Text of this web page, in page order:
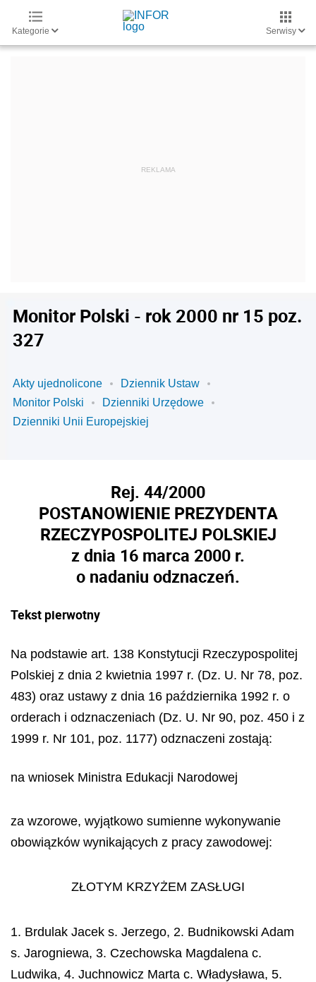
Kategorie Serwisy
Monitor Polski - rok 2000 nr 15 poz.
327
Akty ujednolicone
Dziennik Ustaw
Monitor Polski
Dzienniki Urzędowe
Dzienniki Unii Europejskiej
Rej. 44/2000
POSTANOWIENIE PREZYDENTA
RZECZYPOSPOLITEJ POLSKIEJ
z dnia 16 marca 2000 r.
o nadaniu odznaczeń.
Tekst pierwotny
Na podstawie art. 138 Konstytucji Rzeczypospolitej
Polskiej z dnia 2 kwietnia 1997 r. (Dz. U. Nr 78, poz.
483) oraz ustawy z dnia 16 października 1992 r. o
orderach i odznaczeniach (Dz. U. Nr 90, poz. 450 i z
1999 r. Nr 101, poz. 1177) odznaczeni zostają:
na wniosek Ministra Edukacji Narodowej
za wzorowe, wyjątkowo sumienne wykonywanie
obowiązków wynikających z pracy zawodowej:
ZŁOTYM KRZYŻEM ZASŁUGI
1. Brdulak Jacek s. Jerzego, 2. Budnikowski Adam
s. Jarogniewa, 3. Czechowska Magdalena c.
Ludwika, 4. Juchnowicz Marta c. Władysława, 5.